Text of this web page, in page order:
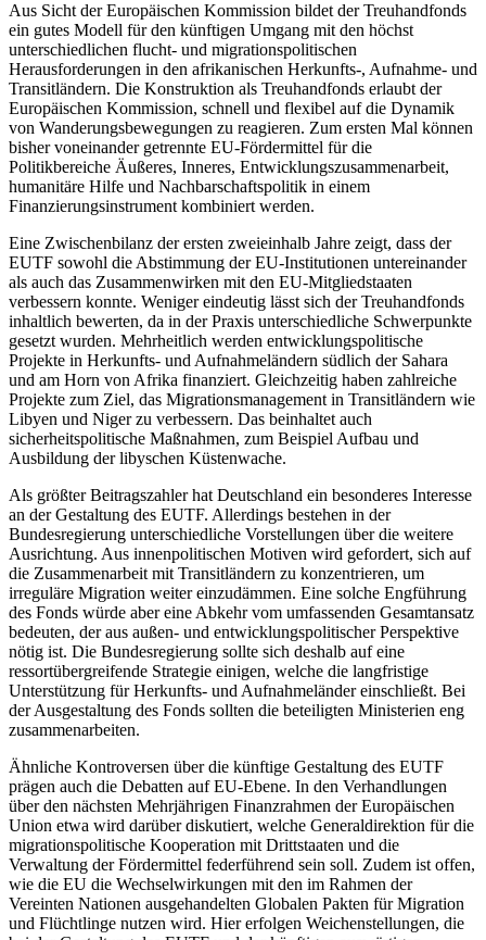
Aus Sicht der Europäischen Kommission bildet der Treuhandfonds
ein gutes Modell für den künftigen Umgang mit den höchst
unterschiedlichen flucht- und migrationspolitischen
Herausforderungen in den afrikanischen Herkunfts-, Aufnahme- und
Transit­ländern. Die Konstruktion als Treuhandfonds erlaubt der
Europäischen Kommission, schnell und flexibel auf die Dynamik
von Wanderungsbewegungen zu reagieren. Zum ersten Mal können
bisher voneinander getrennte EU-Fördermittel für die
Politikbereiche Äußeres, Inneres, Entwicklungszusammenarbeit,
humanitäre Hilfe und Nachbarschaftspolitik in einem
Finanzierungsinstrument kombiniert werden.
Eine Zwischenbilanz der ersten zweieinhalb Jahre zeigt, dass der
EUTF sowohl die Abstimmung der EU-Institutionen untereinander
als auch das Zusammen­wirken mit den EU-Mitgliedstaaten
verbessern konn­te. Weniger eindeutig lässt sich der Treuhandfonds
inhaltlich bewerten, da in der Praxis unterschiedliche Schwerpunkte
gesetzt wurden. Mehrheitlich werden entwicklungspolitische
Projekte in Herkunfts- und Aufnahmeländern südlich der Sahara
und am Horn von Afrika finanziert. Gleichzeitig haben zahlreiche
Projekte zum Ziel, das Migrationsmanagement in Transitländern wie
Libyen und Niger zu verbessern. Das beinhaltet auch
sicherheitspolitische Maßnahmen, zum Beispiel Aufbau und
Ausbildung der liby­schen Küstenwache.
Als größter Beitragszahler hat Deutschland ein besonderes Interesse
an der Gestaltung des EUTF. Allerdings bestehen in der
Bundesregierung unterschied­liche Vorstellungen über die weitere
Ausrichtung. Aus innenpolitischen Motiven wird gefordert, sich auf
die Zusammenarbeit mit Transitländern zu konzentrieren, um
irreguläre Migration weiter ein­zudämmen. Eine solche Engführung
des Fonds würde aber eine Abkehr vom umfassenden Gesamtansatz
bedeuten, der aus außen- und entwicklungspolitischer Perspektive
nötig ist. Die Bundesregierung sollte sich deshalb auf eine
ressortübergreifende Strategie einigen, welche die langfristige
Unterstützung für Herkunfts- und Aufnahmeländer einschließt. Bei
der Ausgestaltung des Fonds sollten die beteiligten Ministerien eng
zusammenarbeiten.
Ähnliche Kontroversen über die künftige Gestaltung des EUTF
prägen auch die Debatten auf EU-Ebene. In den Verhandlungen
über den nächsten Mehrjährigen Finanzrahmen der Europäischen
Union etwa wird darüber diskutiert, welche General­direktion für die
migrationspolitische Kooperation mit Drittstaaten und die
Verwaltung der Fördermittel federführend sein soll. Zudem ist offen,
wie die EU die Wechselwirkungen mit den im Rahmen der
Vereinten Natio­nen ausgehandelten Globalen Pakten für Migration
und Flüchtlinge nutzen wird. Hier erfolgen Weichenstellungen, die